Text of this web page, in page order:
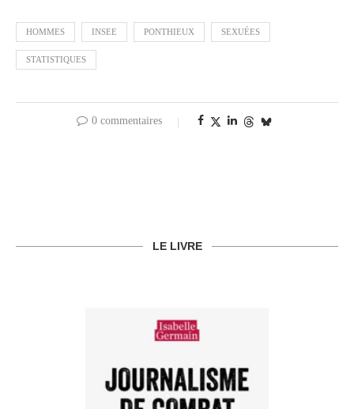
HOMMES INSEE PONTHIEUX SEXUÉES
STATISTIQUES
0 commentaires
LE LIVRE